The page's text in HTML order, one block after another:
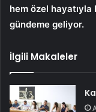
hem özel hayatıyla
gündeme geliyor.
İlgili Makaleler